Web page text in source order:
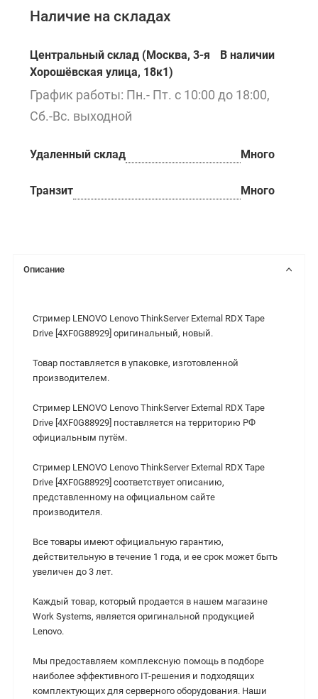
Наличие на складах
Центральный склад (Москва, 3-я
Хорошёвская улица, 18к1)
В наличии
График работы: Пн.- Пт. с 10:00 до 18:00,
Сб.-Вс. выходной
Удаленный склад Много
Транзит Много
Описание
Стример LENOVO Lenovo ThinkServer External RDX Tape
Drive [4XF0G88929] оригинальный, новый.
Товар поставляется в упаковке, изготовленной
производителем.
Стример LENOVO Lenovo ThinkServer External RDX Tape
Drive [4XF0G88929] поставляется на территорию РФ
официальным путём.
Стример LENOVO Lenovo ThinkServer External RDX Tape
Drive [4XF0G88929] соответствует описанию,
представленному на официальном сайте
производителя.
Все товары имеют официальную гарантию,
действительную в течение 1 года, и ее срок может быть
увеличен до 3 лет.
Каждый товар, который продается в нашем магазине
Work Systems, является оригинальной продукцией
Lenovo.
Мы предоставляем комплексную помощь в подборе
наиболее эффективного IT-решения и подходящих
комплектующих для серверного оборудования. Наши